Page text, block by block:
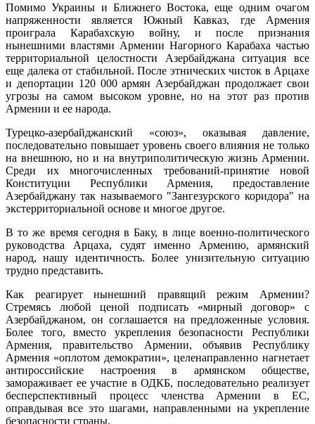
Помимо Украины и Ближнего Востока, еще одним очагом
напряженности является Южный Кавказ, где Армения
проиграла Карабахскую войну, и после признания
нынешними властями Армении Нагорного Карабаха частью
территориальной целостности Азербайджана ситуация все
еще далека от стабильной. После этнических чисток в Арцахе
и депортации 120 000 армян Азербайджан продолжает свои
угрозы на самом высоком уровне, но на этот раз против
Армении и ее народа.
Турецко-азербайджанский «союз», оказывая давление,
последовательно повышает уровень своего влияния не только
на внешнюю, но и на внутриполитическую жизнь Армении.
Среди их многочисленных требований-принятие новой
Конституции Республики Армения, предоставление
Азербайджану так называемого "Зангезурского коридора" на
экстерриториальной основе и многое другое.
В то же время сегодня в Баку, в лице военно-политического
руководства Арцаха, судят именно Армению, армянский
народ, нашу идентичность. Более унизительную ситуацию
трудно представить.
Как реагирует нынешний правящий режим Армении?
Стремясь любой ценой подписать «мирный договор» с
Азербайджаном, он соглашается на предложенные условия.
Более того, вместо укрепления безопасности Республики
Армения, правительство Армении, объявив Республику
Армения «оплотом демократии», целенаправленно нагнетает
антироссийские настроения в армянском обществе,
замораживает ее участие в ОДКБ, последовательно реализует
бесперспективный процесс членства Армении в ЕС,
оправдывая все это шагами, направленными на укрепление
безопасности страны.